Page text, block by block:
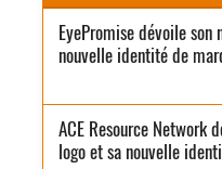
EyePromise dévoile son
nouvelle identité de
ACE Resource Network
logo et sa nouvelle